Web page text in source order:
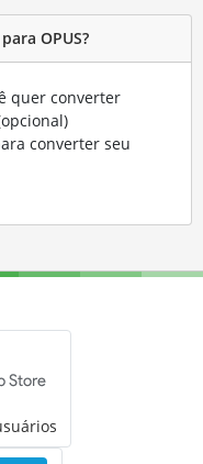
OPUS?
quer converter
converter seu